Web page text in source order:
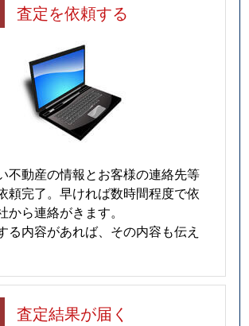
査定を依頼する
不動産の情報とお客様の連絡先等
頼完了。早ければ数時間程度で依
から連絡がきます。
る内容があれば、その内容も伝え
査定結果が届く